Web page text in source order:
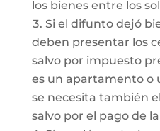
los bienes entre los
Si el difunto dejó
deben presentar los
salvo por impuesto
es un apartamento o
se necesita también
salvo por el pago de